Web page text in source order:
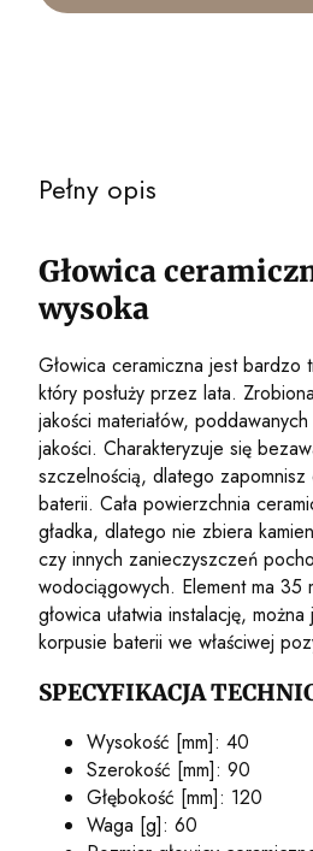
Pełny opis
Głowica
wysoka
Głowica ceramiczna jest bardzo
który posłuży przez lata.
jakości materiałów,
jakości. Charakteryzuje się
szczelnością, dlatego
baterii. Cała powierzchnia
gładka, dlatego nie zbiera
czy innych zanieczyszczeń
wodociągowych. Element ma 35
głowica ułatwia instalację,
korpusie baterii we właściwej
SPECYFIKACJA
Wysokość [mm]: 40
Szerokość [mm]: 90
Głębokość [mm]: 120
Waga [g]: 60